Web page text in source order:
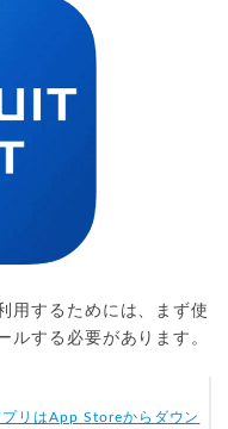
用するためには、まず使
ルする必要があります。
リはApp Storeからダウン